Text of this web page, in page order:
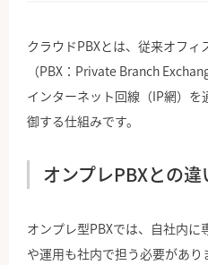
クラウドPBXとは、従来オフ
（PBX：Private Branch
インターネット回線（IP網）
御する仕組みです。
オンプレPBXとの違
オンプレ型PBXでは、自社内
や運用も社内で担う必要があ